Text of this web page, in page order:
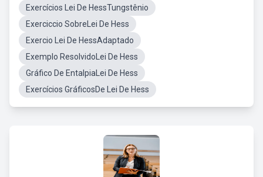
Exercícios Lei De HessTungstênio
Exerciccio SobreLei De Hess
Exercio Lei De HessAdaptado
Exemplo ResolvidoLei De Hess
Gráfico De EntalpiaLei De Hess
Exercícios GráficosDe Lei De Hess